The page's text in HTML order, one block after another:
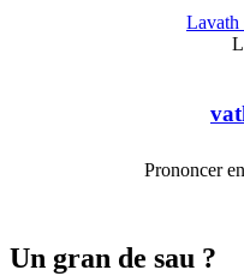
Lavath
Prononcer
Un gran de sau ?